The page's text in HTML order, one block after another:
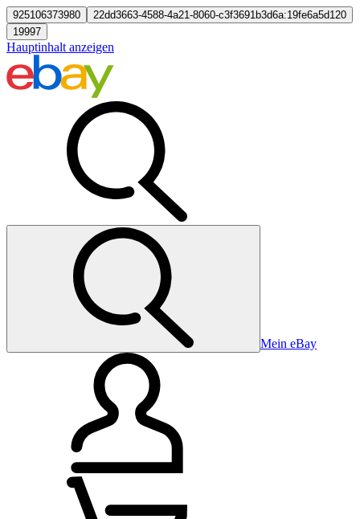
925106373980
22dd3663-4588-4a21-8060-c3f3691b3d6a:19fe6a5d120
19997
Hauptinhalt anzeigen
Mein eBay